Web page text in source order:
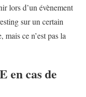
lors d’un évènement
sur un certain
ce n’est pas la
en cas de